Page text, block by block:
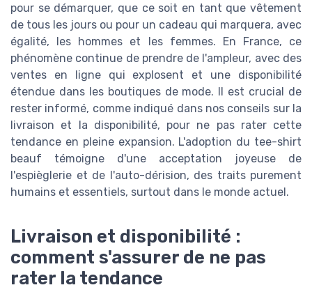
pour se démarquer, que ce soit en tant que vêtement
de tous les jours ou pour un cadeau qui marquera, avec
égalité, les hommes et les femmes. En France, ce
phénomène continue de prendre de l'ampleur, avec des
ventes en ligne qui explosent et une disponibilité
étendue dans les boutiques de mode. Il est crucial de
rester informé, comme indiqué dans nos conseils sur la
livraison et la disponibilité, pour ne pas rater cette
tendance en pleine expansion. L'adoption du tee-shirt
beauf témoigne d'une acceptation joyeuse de
l'espièglerie et de l'auto-dérision, des traits purement
humains et essentiels, surtout dans le monde actuel.
Livraison et disponibilité :
comment s'assurer de ne pas
rater la tendance